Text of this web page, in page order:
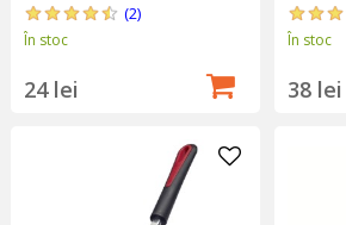
(2)
În stoc
24 lei
În stoc
38 lei